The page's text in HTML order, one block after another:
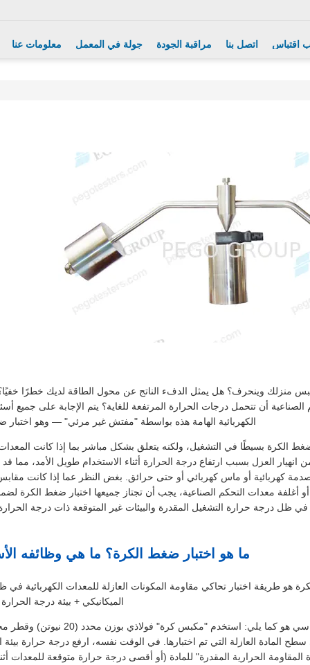
معلومات عنا جولة في المعمل مراقبة الجودة اتصل بنا اقتباس
منزلك وينحرف؟ هل يمثل الدفء الناتج عن محول الطاقة لديك خطرًا
الصناعية أن تتحمل درجات الحرارة المرتفعة للغاية؟ يتم الإجابة على جميع
الكهربائية الهامة هذه بواسطة "مفتش غير مرئي" — وهو اختبار
ضغط الكرة بسيطًا في التشغيل، ولكنه يتعلق بشكل مباشر بما إذا كانت المعدات
انهيار العزل بسبب ارتفاع درجة الحرارة أثناء الاستخدام طويل الأمد، مما
كهربائية أو ماس كهربائي أو حتى حرائق. بغض النظر عما إذا كانت مقابس
أغلفة معدات التحكم الصناعية، يجب أن تجتاز جميعها اختبار ضغط الكرة
في ظل درجة حرارة التشغيل المقدرة والبيئات غير المتوقعة ذات درجة الحرارة
ما هو اختبار ضغط الكرة؟ ما هي وظائفه
هو طريقة اختبار تحاكي مقاومة المكونات العازلة للمعدات الكهربائية
الميكانيكي + بيئة درجة
المادة العازلة التي تم اختبارها. في الوقت نفسه، ارفع درجة حرارة بيئة
الحرارية المقدرة" للمادة (أو أقصى درجة حرارة متوقعة للمعدات